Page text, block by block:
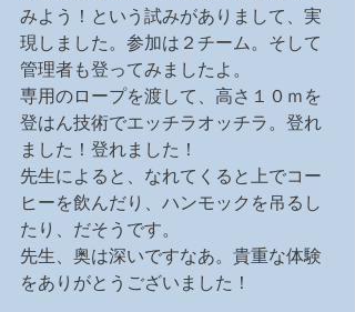
みよう！という試みがありまして、実
現しました。参加は２チーム。そして
管理者も登ってみましたよ。
専用のロープを渡して、高さ１０ｍを
登はん技術でエッチラオッチラ。登れ
ました！登れました！
先生によると、なれてくると上でコー
ヒーを飲んだり、ハンモックを吊るし
たり、だそうです。
先生、奥は深いですなあ。貴重な体験
をありがとうございました！